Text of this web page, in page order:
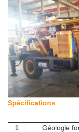
Spécifications
1 Géologie